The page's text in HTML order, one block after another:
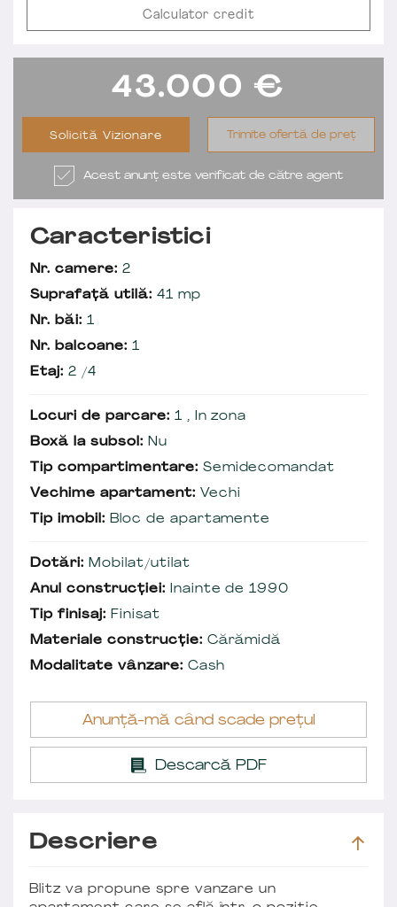
Calculator credit
43.000 €
Solicită Vizionare Trimite ofertă de preț
Acest anunț este verificat de către agent
Caracteristici
Nr. camere: 2
Suprafață utilă: 41 mp
Nr. băi: 1
Nr. balcoane: 1
Etaj: 2 /4
Locuri de parcare: 1 , In zona
Boxă la subsol: Nu
Tip compartimentare: Semidecomandat
Vechime apartament: Vechi
Tip imobil: Bloc de apartamente
Dotări: Mobilat/utilat
Anul construcției: Inainte de 1990
Tip finisaj: Finisat
Materiale construcție: Cărămidă
Modalitate vânzare: Cash
Anunță-mă când scade prețul
Descarcă PDF
Descriere
Blitz va propune spre vanzare un